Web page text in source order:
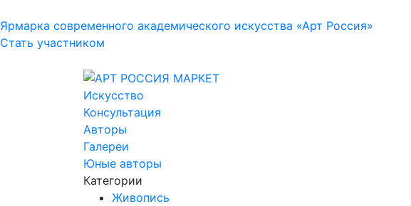
Ярмарка современного академического искусства «Арт Россия»
Стать участником
Искусство
Консультация
Авторы
Галереи
Юные авторы
Категории
Живопись